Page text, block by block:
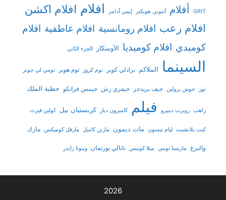
GRIT أفلام أنتوني هوبكنز إيمي آدامز افلام افلام اكشن
افلام رعب افلام رومانسية افلام عاطفية افلام
كوميدي افلام كوميديا الأوسكار الجزء الثاني
السينما الملاكم برادلي كوبر توم كروز توم هوبر تومي لي جونز
ثور جوش برولين جيف بريدجز جيفري رش جيمس فرانكو خطبة الملك
راهب روبرت دينيرو فيلم كاميرون دياز كريستيان بيل كولين فيرث
كيت بلانشيت ليام نيسون مات ديمون مارتن كامبل مارفل كوميكس مارك
والبرغ ماريسا تومي ميلا كونيس ناتالي بورتمان وينونا رايدر
2026